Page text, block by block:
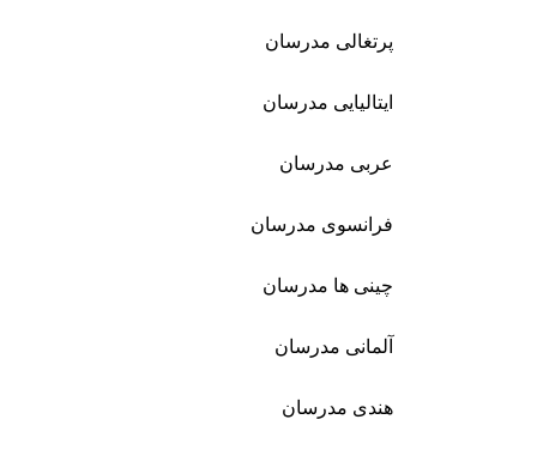
پرتغالی مدرسان
ایتالیایی مدرسان
عربی مدرسان
فرانسوی مدرسان
چینی ها مدرسان
آلمانی مدرسان
هندی مدرسان